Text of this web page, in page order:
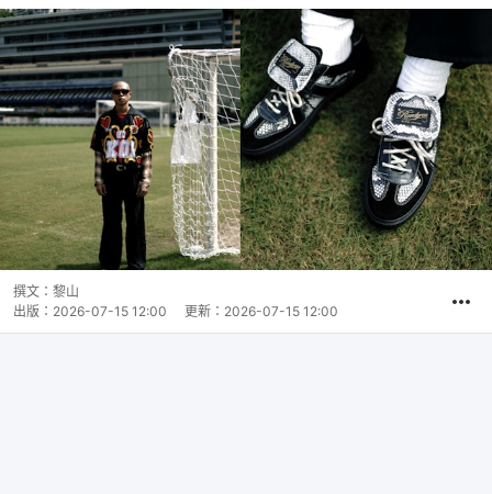
撰文： 黎山
出版： 2026-07-15 12:00 更新： 2026-07-15 12:00